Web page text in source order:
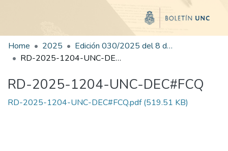
Home 2025
Edición 030/2025 del 8 de agosto de 2025
RD-2025-1204-UNC-DEC#FCQ
RD-2025-1204-UNC-DEC#FCQ
RD-2025-1204-UNC-DEC#FCQ.pdf(519.51 KB)